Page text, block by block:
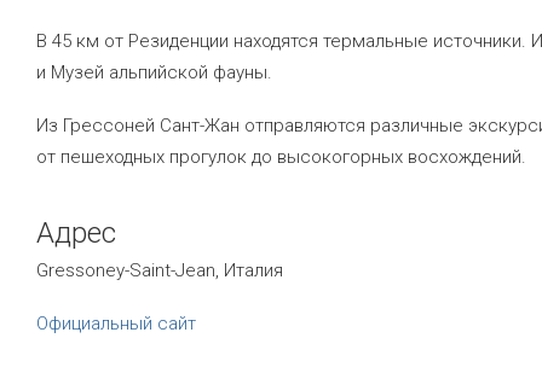
В 45 км от Резиденции находятся термальные источники.
и Музей альпийской фауны.
Из Грессоней Сант-Жан отправляются различные
от пешеходных прогулок до высокогорных восхождений.
Адрес
Gressoney-Saint-Jean, Италия
Официальный сайт